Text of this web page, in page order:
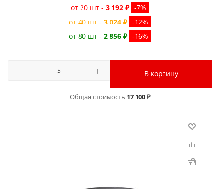
от 20 шт - 3 192 ₽ -7%
от 40 шт - 3 024 ₽ -12%
от 80 шт - 2 856 ₽ -16%
В корзину
Общая стоимость 17 100 ₽